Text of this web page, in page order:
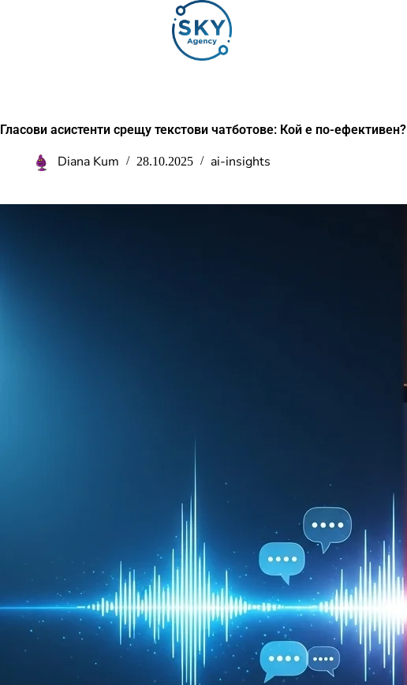
Гласови асистенти срещу текстови чатботове: Кой е по-ефективен?
Diana Kum 28.10.2025 ai-insights